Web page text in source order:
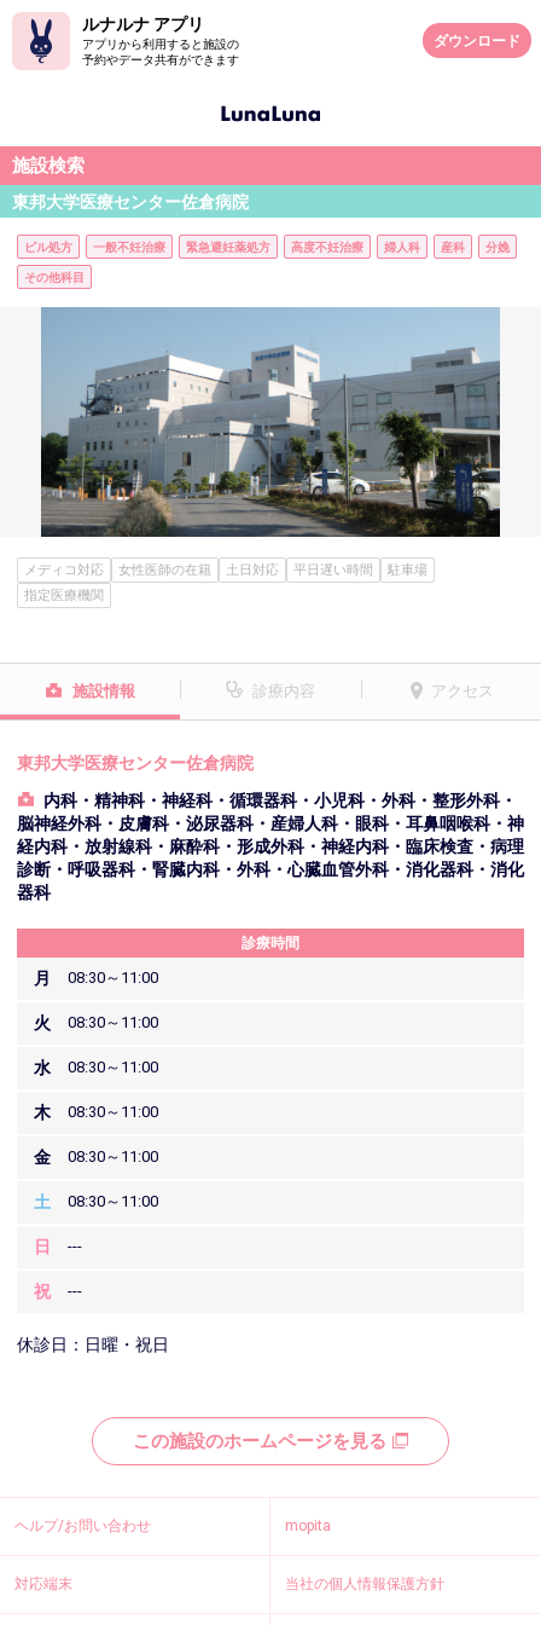
ルナルナ アプリ
アプリから利用すると施設の
予約やデータ共有ができます
ダウンロード
施設検索
東邦大学医療センター佐倉病院
ピル処方 一般不妊治療 緊急避妊薬処方 高度不妊治療 婦人科 産科 分娩
その他科目
メディコ対応 女性医師の在籍 土日対応 平日遅い時間
駐車場
指定医療機関
施設情報 診療内容 アクセス
東邦大学医療センター佐倉病院
内科・精神科・神経科・循環器科・小児科・外科・整形外科・
脳神経外科・皮膚科・泌尿器科・産婦人科・眼科・耳鼻咽喉科・神
経内科・放射線科・麻酔科・形成外科・神経内科・臨床検査・病理
診断・呼吸器科・腎臓内科・外科・心臓血管外科・消化器科・消化
器科
診療時間
月 08:30～11:00
火 08:30～11:00
水 08:30～11:00
木 08:30～11:00
金 08:30～11:00
土 08:30～11:00
日 ---
祝 ---
休診日：日曜・祝日
この施設のホームページを見る
ヘルプ/お問い合わせ mopita
対応端末 当社の個人情報保護方針